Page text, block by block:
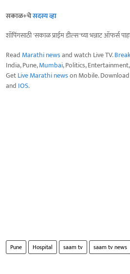
सकाळ+चेसदस्य व्हा
शॉपिंगसाठी 'सकाळ प्राईम डील्स'च्या भन्नाट ऑफर्स
Read Marathi newsand watch Live TV.
India, Pune,Mumbai, Politics,
GetLive Marathi newson Mobile.
and IOS.
Pune Hospital saam tv saam tv news